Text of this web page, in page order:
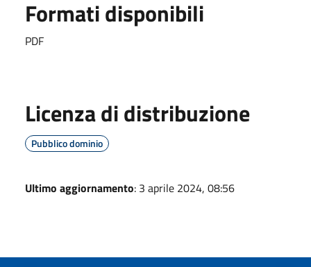
Formati disponibili
PDF
Licenza di distribuzione
Pubblico dominio
Ultimo aggiornamento: 3 aprile 2024, 08:56